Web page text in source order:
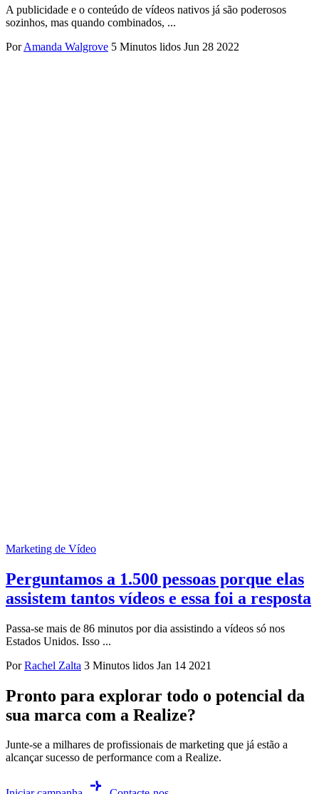
A publicidade e o conteúdo de vídeos nativos já são poderosos
sozinhos, mas quando combinados, ...
Por Amanda Walgrove 5 Minutos lidos Jun 28 2022
Marketing de Vídeo
Perguntamos a 1.500 pessoas porque elas
assistem tantos vídeos e essa foi a resposta
Passa-se mais de 86 minutos por dia assistindo a vídeos só nos
Estados Unidos. Isso ...
Por Rachel Zalta 3 Minutos lidos Jan 14 2021
Pronto para explorar todo o potencial da
sua marca com a Realize?
Junte-se a milhares de profissionais de marketing que já estão a
alcançar sucesso de performance com a Realize.